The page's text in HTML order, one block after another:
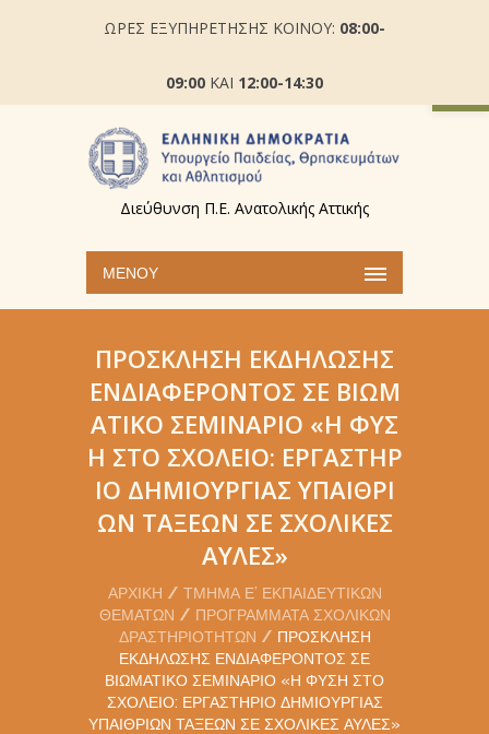
ΩΡΕΣ ΕΞΥΠΗΡΕΤΗΣΗΣ ΚΟΙΝΟΥ: 08:00-
09:00 ΚΑΙ 12:00-14:30
Διεύθυνση Π.Ε. Ανατολικής Αττικής
ΜΕΝΟΎ
ΠΡΌΣΚΛΗΣΗ ΕΚΔΉΛΩΣΗΣ
ΕΝΔΙΑΦΈΡΟΝΤΟΣ ΣΕ ΒΙΩΜ
ΑΤΙΚΌ ΣΕΜΙΝΆΡΙΟ «Η ΦΎΣ
Η ΣΤΟ ΣΧΟΛΕΊΟ: ΕΡΓΑΣΤΉΡ
ΙΟ ΔΗΜΙΟΥΡΓΊΑΣ ΥΠΑΊΘΡΙ
ΩΝ ΤΆΞΕΩΝ ΣΕ ΣΧΟΛΙΚΈΣ
ΑΥΛΈΣ»
ΑΡΧΙΚΉ
ΤΜΉΜΑ Ε’ ΕΚΠΑΙΔΕΥΤΙΚΏΝ
ΘΕΜΆΤΩΝ
ΠΡΟΓΡΆΜΜΑΤΑ ΣΧΟΛΙΚΏΝ
ΔΡΑΣΤΗΡΙΟΤΉΤΩΝ
ΠΡΌΣΚΛΗΣΗ
ΕΚΔΉΛΩΣΗΣ ΕΝΔΙΑΦΈΡΟΝΤΟΣ ΣΕ
ΒΙΩΜΑΤΙΚΌ ΣΕΜΙΝΆΡΙΟ «Η ΦΎΣΗ ΣΤΟ
ΣΧΟΛΕΊΟ: ΕΡΓΑΣΤΉΡΙΟ ΔΗΜΙΟΥΡΓΊΑΣ
ΥΠΑΊΘΡΙΩΝ ΤΆΞΕΩΝ ΣΕ ΣΧΟΛΙΚΈΣ ΑΥΛΈΣ»